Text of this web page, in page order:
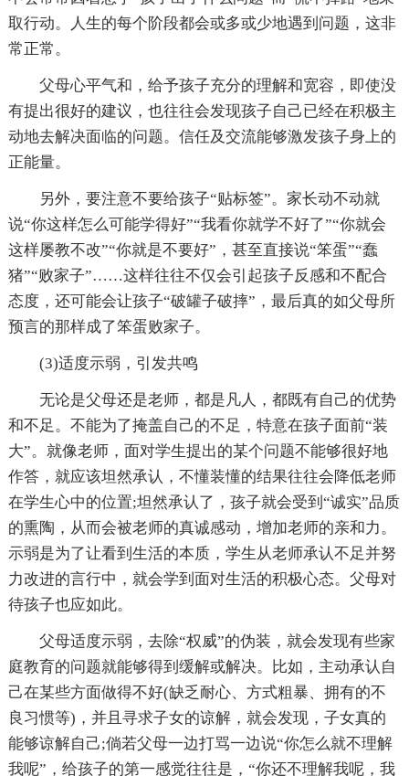
取行动。人生的每个阶段都会或多或少地遇到问题，这非
常正常。
父母心平气和，给予孩子充分的理解和宽容，即使没
有提出很好的建议，也往往会发现孩子自己已经在积极主
动地去解决面临的问题。信任及交流能够激发孩子身上的
正能量。
另外，要注意不要给孩子“贴标签”。家长动不动就
说“你这样怎么可能学得好”“我看你就学不好了”“你就会
这样屡教不改”“你就是不要好”，甚至直接说“笨蛋”“蠢
猪”“败家子”……这样往往不仅会引起孩子反感和不配合
态度，还可能会让孩子“破罐子破摔”，最后真的如父母所
预言的那样成了笨蛋败家子。
(3)适度示弱，引发共鸣
无论是父母还是老师，都是凡人，都既有自己的优势
和不足。不能为了掩盖自己的不足，特意在孩子面前“装
大”。就像老师，面对学生提出的某个问题不能够很好地
作答，就应该坦然承认，不懂装懂的结果往往会降低老师
在学生心中的位置;坦然承认了，孩子就会受到“诚实”品质
的熏陶，从而会被老师的真诚感动，增加老师的亲和力。
示弱是为了让看到生活的本质，学生从老师承认不足并努
力改进的言行中，就会学到面对生活的积极心态。父母对
待孩子也应如此。
父母适度示弱，去除“权威”的伪装，就会发现有些家
庭教育的问题就能够得到缓解或解决。比如，主动承认自
己在某些方面做得不好(缺乏耐心、方式粗暴、拥有的不
良习惯等)，并且寻求子女的谅解，就会发现，子女真的
能够谅解自己;倘若父母一边打骂一边说“你怎么就不理解
我呢”，给孩子的第一感觉往往是，“你还不理解我呢，我